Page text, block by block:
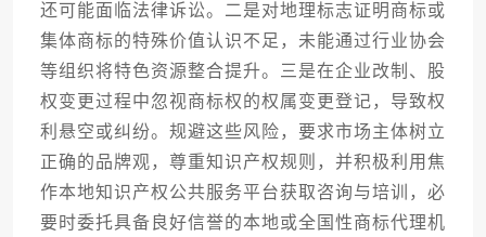
还可能面临法律诉讼。二是对地理标志证明商标或
集体商标的特殊价值认识不足，未能通过行业协会
等组织将特色资源整合提升。三是在企业改制、股
权变更过程中忽视商标权的权属变更登记，导致权
利悬空或纠纷。规避这些风险，要求市场主体树立
正确的品牌观，尊重知识产权规则，并积极利用焦
作本地知识产权公共服务平台获取咨询与培训，必
要时委托具备良好信誉的本地或全国性商标代理机